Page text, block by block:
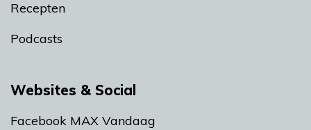
Recepten
Podcasts
Websites & Social
Facebook MAX Vandaag